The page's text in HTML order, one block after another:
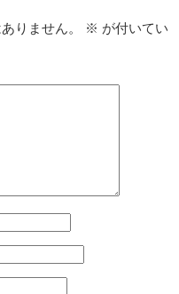
りません。 ※ が付いてい